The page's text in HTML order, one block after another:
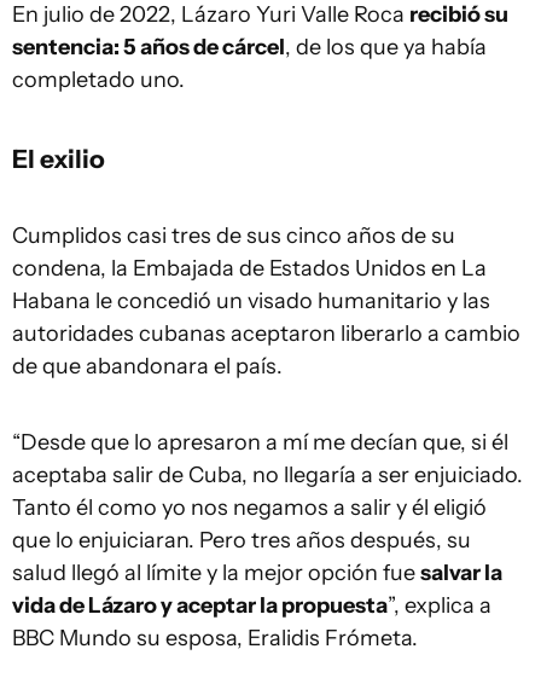
En julio de 2022, Lázaro Yuri Valle Roca recibió su
sentencia: 5 años de cárcel, de los que ya había
completado uno.
El exilio
Cumplidos casi tres de sus cinco años de su
condena, la Embajada de Estados Unidos en La
Habana le concedió un visado humanitario y las
autoridades cubanas aceptaron liberarlo a cambio
de que abandonara el país.
“Desde que lo apresaron a mí me decían que, si él
aceptaba salir de Cuba, no llegaría a ser enjuiciado.
Tanto él como yo nos negamos a salir y él eligió
que lo enjuiciaran. Pero tres años después, su
salud llegó al límite y la mejor opción fuesalvar la
vida de Lázaro y aceptar la propuesta”, explica a
BBC Mundo su esposa, Eralidis Frómeta.